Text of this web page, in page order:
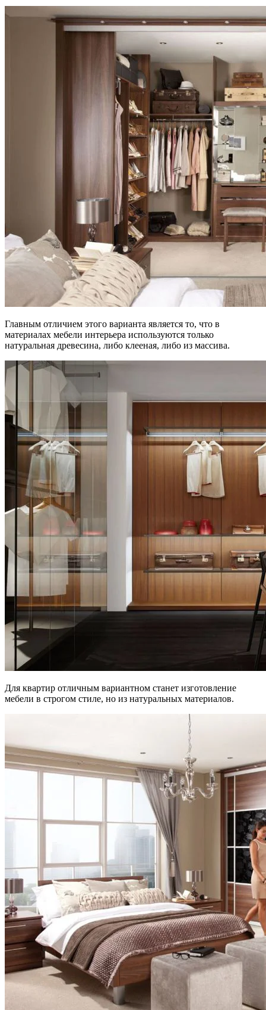
Главным отличием этого варианта является то, что в
материалах мебели интерьера используются только
натуральная древесина, либо клееная, либо из массива.
Для квартир отличным вариантном станет изготовление
мебели в строгом стиле, но из натуральных материалов.